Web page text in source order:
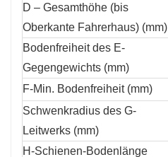
D – Gesamthöhe (bis
Oberkante Fahrerhaus) (mm)
Bodenfreiheit des E-
Gegengewichts (mm)
F-Min. Bodenfreiheit (mm)
Schwenkradius des G-
Leitwerks (mm)
H-Schienen-Bodenlänge